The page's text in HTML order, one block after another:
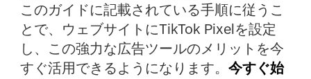
このガイドに記載されている手順に従うこ
とで、ウェブサイトにTikTok Pixelを設定
し、この強力な広告ツールのメリットを今
すぐ活用できるようになります。 今すぐ始